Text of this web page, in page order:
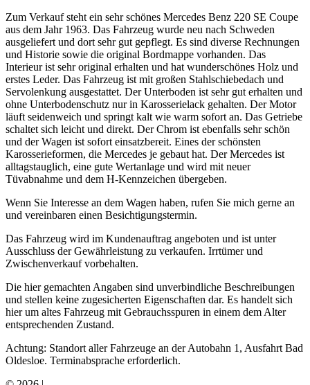
Zum Verkauf steht ein sehr schönes Mercedes Benz 220 SE Coupe
aus dem Jahr 1963. Das Fahrzeug wurde neu nach Schweden
ausgeliefert und dort sehr gut gepflegt. Es sind diverse Rechnungen
und Historie sowie die original Bordmappe vorhanden. Das
Interieur ist sehr original erhalten und hat wunderschönes Holz und
erstes Leder. Das Fahrzeug ist mit großen Stahlschiebedach und
Servolenkung ausgestattet. Der Unterboden ist sehr gut erhalten und
ohne Unterbodenschutz nur in Karosserielack gehalten. Der Motor
läuft seidenweich und springt kalt wie warm sofort an. Das Getriebe
schaltet sich leicht und direkt. Der Chrom ist ebenfalls sehr schön
und der Wagen ist sofort einsatzbereit. Eines der schönsten
Karosserieformen, die Mercedes je gebaut hat. Der Mercedes ist
alltagstauglich, eine gute Wertanlage und wird mit neuer
Tüvabnahme und dem H-Kennzeichen übergeben.
Wenn Sie Interesse an dem Wagen haben, rufen Sie mich gerne an
und vereinbaren einen Besichtigungstermin.
Das Fahrzeug wird im Kundenauftrag angeboten und ist unter
Ausschluss der Gewährleistung zu verkaufen. Irrtümer und
Zwischenverkauf vorbehalten.
Die hier gemachten Angaben sind unverbindliche Beschreibungen
und stellen keine zugesicherten Eigenschaften dar. Es handelt sich
hier um altes Fahrzeug mit Gebrauchsspuren in einem dem Alter
entsprechenden Zustand.
Achtung: Standort aller Fahrzeuge an der Autobahn 1, Ausfahrt Bad
Oldesloe. Terminabsprache erforderlich.